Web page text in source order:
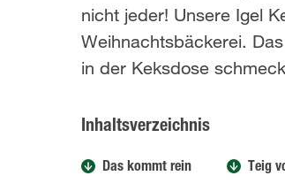
nicht jeder! Unsere Igel
Weihnachtsbäckerei.
in der Keksdose
Inhaltsverzeichnis
Das kommt rein Teig